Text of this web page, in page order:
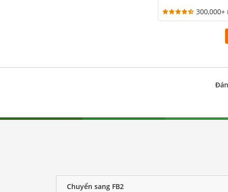
Chuyển sang FB2